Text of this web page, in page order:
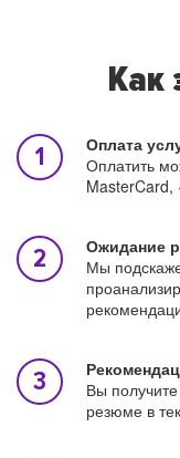
Как
Оплата
Оплатить
Ожидание
Мы
Вы
резюме в